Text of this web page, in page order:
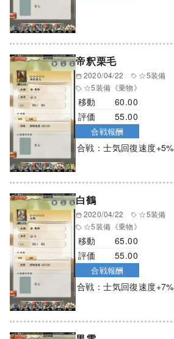
帝釈栗毛
2020/04/22
☆5装備
☆5装備 《乗物》
移動
60.00
評価
55.00
合戦報酬
合戦：士気回復速度+5%
白鶴
2020/04/22
☆5装備
☆5装備 《乗物》
移動
65.00
評価
55.00
合戦報酬
合戦：士気回復速度+7%